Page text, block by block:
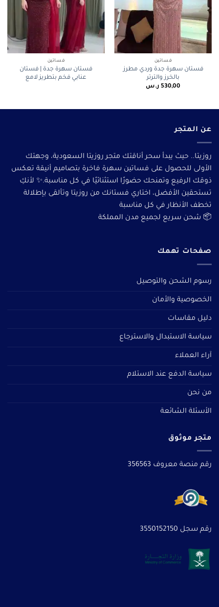
فساتين
فستان سهرة جدة وردي مطرز
بالخرز والترتر
530,00 ر.س
فساتين
فستان سهرة جدة | فستان
عنابي فخم بتطريز لامع
عن المتجر
روزيتا.. حيث يبدأ سحر أناقتك متجر روزيتا السعودية، وجهتك
الأولى للحصول على فساتين سهرة فاخرة بتصاميم أنيقة تعكس
ذوقك الرفيع وتمنحك حضورًا استثنائيًا في كل مناسبة.✨ لأنكِ
تستحقين الأفضل، اختاري فستانك من روزيتا وتألقى بإطلالة
تخطف الأنظار في كل مناسبة
📦 شحن سريع لجميع مدن المملكة
صفحات تهمك
رسوم الشحن والتوصيل
الخصوصية والأمان
دليل مقاسات
سياسة الاستبدال والاسترجاع
آراء العملاء
سياسة الدفع عند الاستلام
من نحن
الأسئلة الشائعة
متجر موثوق
رقم منصة معروف 356563
رقم سجل 3550152150